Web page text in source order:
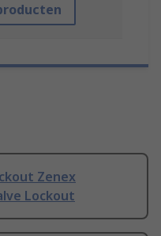
Zenex
Lockout